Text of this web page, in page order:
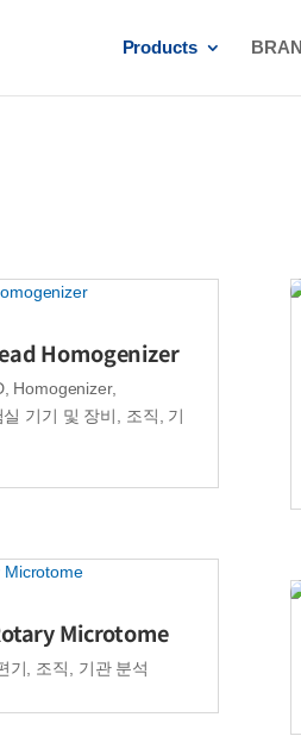
Products
Homogenizer
, Homogenizer,
실 기기 및 장비
조직, 기
Microtome
기 조직, 기관 분석